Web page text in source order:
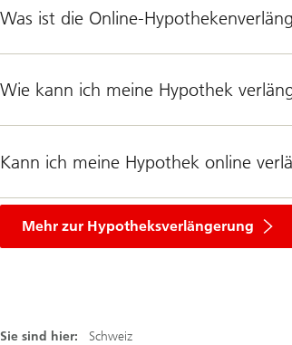
Was ist die
Wie kann ich meine Hypothek
Kann ich meine Hypothek online
Mehr zur Hypotheksverlängerung
Sie sind hier: Schweiz